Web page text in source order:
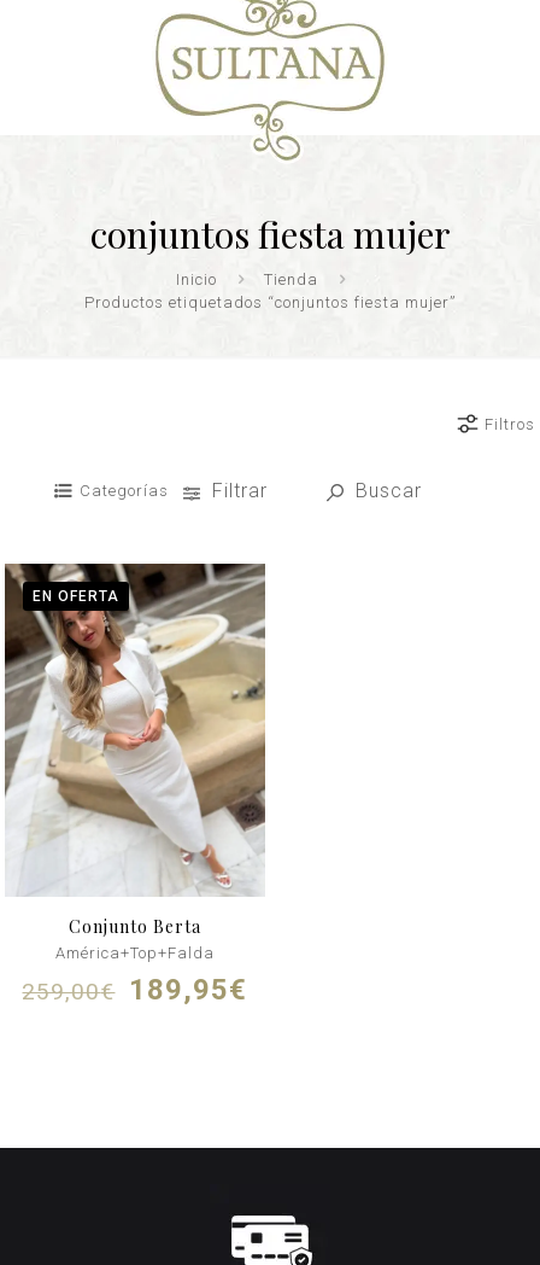
conjuntos fiesta mujer
Inicio
Tienda
Productos etiquetados “conjuntos fiesta mujer”
Filtros
Categorías Filtrar Buscar
EN OFERTA
Conjunto Berta
América+Top+Falda
259,00€ El
189,95€